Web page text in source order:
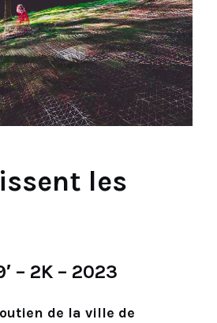
les
– 2K – 2023
de la ville de